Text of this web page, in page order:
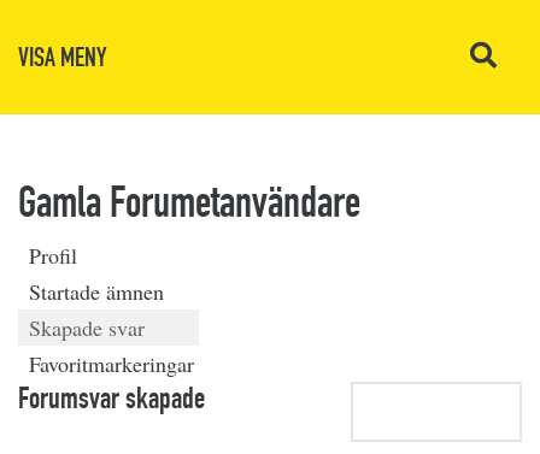
VISA MENY
Gamla Forumetanvändare
Profil
Startade ämnen
Skapade svar
Favoritmarkeringar
Forumsvar skapade